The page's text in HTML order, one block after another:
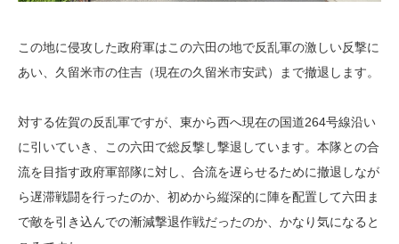
この地に侵攻した政府軍はこの六田の地で反乱軍の激しい反撃に
あい、久留米市の住吉（現在の久留米市安武）まで撤退します。
対する佐賀の反乱軍ですが、東から西へ現在の国道264号線沿い
に引いていき、この六田で総反撃し撃退しています。本隊との合
流を目指す政府軍部隊に対し、合流を遅らせるために撤退しなが
ら遅滞戦闘を行ったのか、初めから縦深的に陣を配置して六田ま
で敵を引き込んでの漸減撃退作戦だったのか、かなり気になると